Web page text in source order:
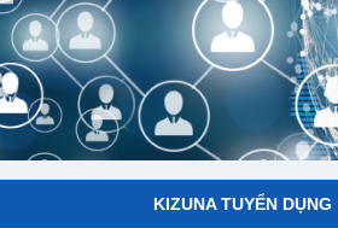
KIZUNA TUYỂN DỤNG